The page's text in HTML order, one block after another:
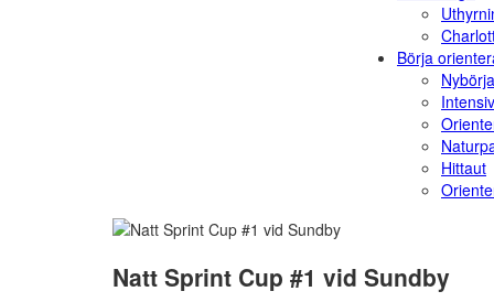
Börja
Hittaut
Natt Sprint Cup #1 vid Sundby